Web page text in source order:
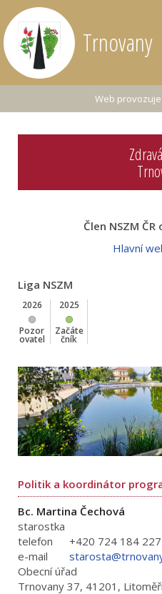
Trnovany
Web provozuje
Člen NSZM
Hlavní
Liga NSZM
2026
Pozor
ovatel
2025
Začáte
čník
Politik a koordinátor
Bc. Martina Čechová
starostka
telefon
+420 724 184 227
e-mail
Obecní úřad
Trnovany 37, 41201,